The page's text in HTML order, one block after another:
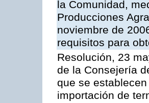
la Comunidad,
Producciones
noviembre de
requisitos para
Resolución, 23
de la Consejería
que se
importación de